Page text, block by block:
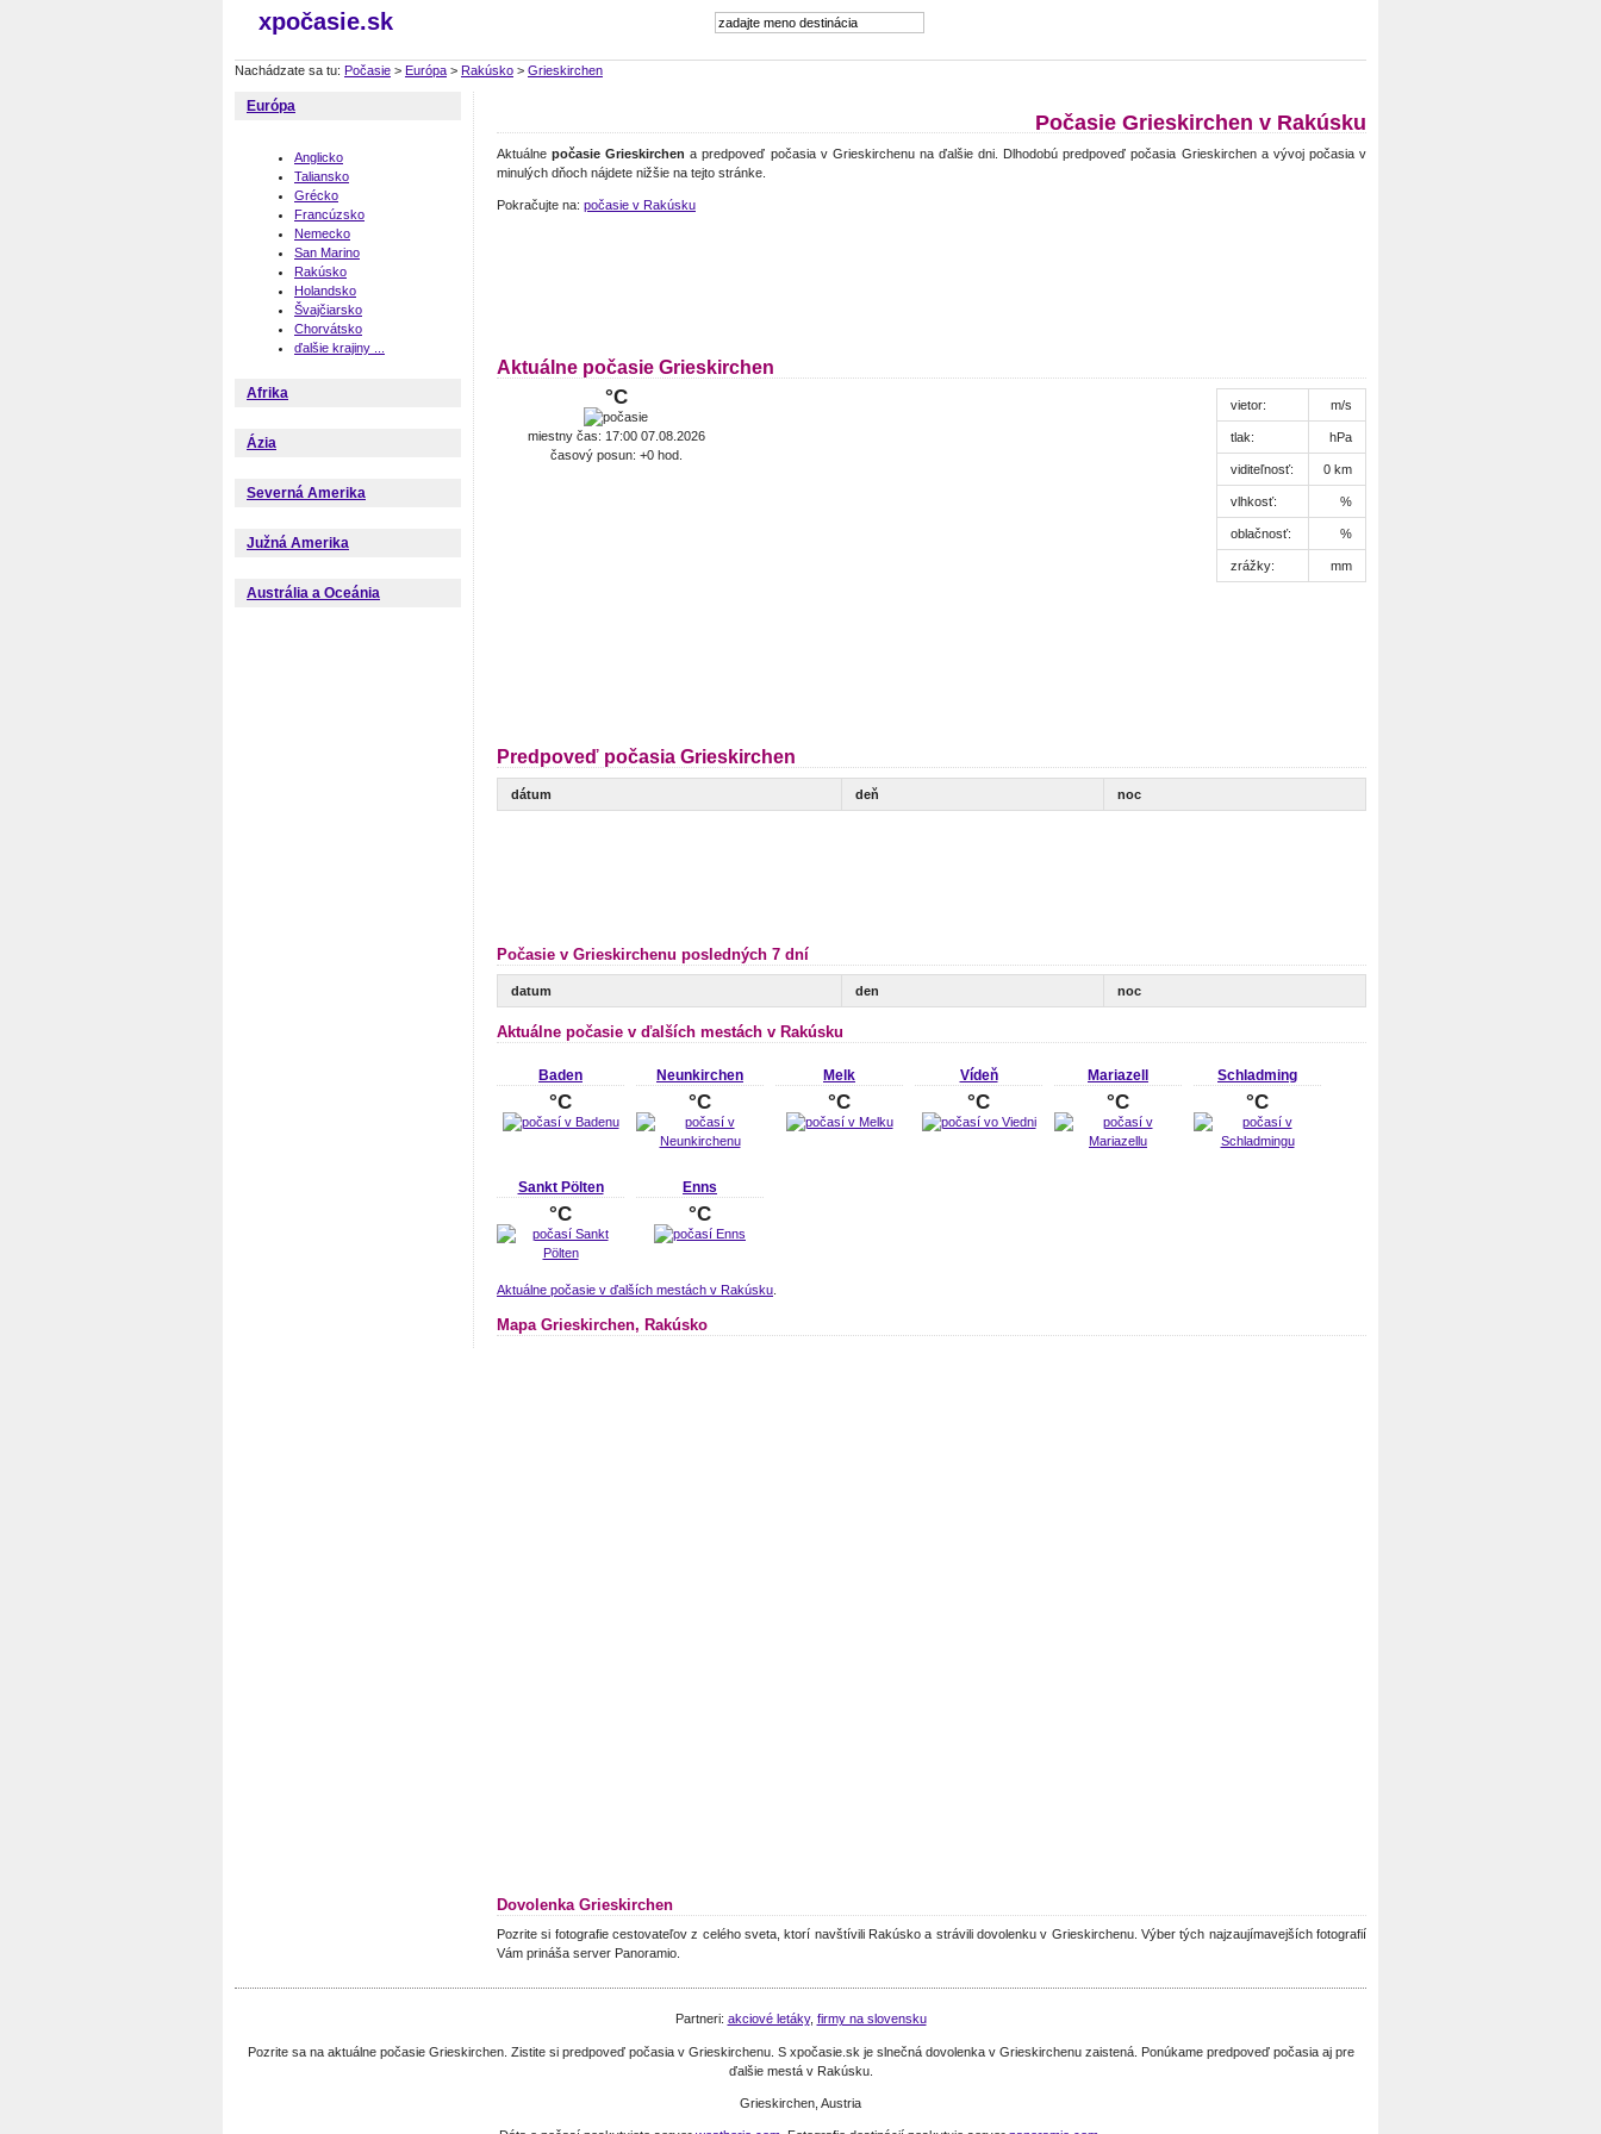
xpočasie.sk
Nachádzate sa tu: Počasie > Európa > Rakúsko > Grieskirchen
Európa
Anglicko
Taliansko
Grécko
Francúzsko
Nemecko
San Marino
Rakúsko
Holandsko
Švajčiarsko
Chorvátsko
ďalšie krajiny ...
Afrika
Ázia
Severná Amerika
Južná Amerika
Austrália a Oceánia
Počasie Grieskirchen v Rakúsku
Aktuálnepočasie Grieskirchen a predpoveď počasia v Grieskirchenu na ďalšie dni. Dlhodobú predpoveď počasia Grieskirchen a vývoj počasia v
minulých dňoch nájdete nižšie na tejto stránke.
Pokračujte na: počasie v Rakúsku
Aktuálne počasie Grieskirchen
°C
miestny čas: 17:00 07.08.2026
časový posun: +0 hod.
vietor: m/s
tlak: hPa
viditeľnosť: 0 km
vlhkosť: %
oblačnosť: %
zrážky: mm
Predpoveď počasia Grieskirchen
dátum deň noc
Počasie v Grieskirchenu posledných 7 dní
datum den noc
Aktuálne počasie v ďalších mestách v Rakúsku
Baden
°C
Neunkirchen
°C
Melk
°C
Vídeň
°C
Mariazell
°C
Schladming
°C
Sankt Pölten
°C
Enns
°C
Aktuálne počasie v ďalších mestách v Rakúsku
Mapa Grieskirchen, Rakúsko
Dovolenka Grieskirchen
Pozrite si fotografie cestovateľov z celého sveta, ktorí navštívili Rakúsko a strávili dovolenku v Grieskirchenu. Výber tých najzaujímavejších fotografií
Vám prináša server Panoramio.
Partneri: akciové letáky, firmy na slovensku
Pozrite sa na aktuálne počasie Grieskirchen. Zistite si predpoveď počasia v Grieskirchenu. S xpočasie.sk je slnečná dovolenka v Grieskirchenu zaistená. Ponúkame predpoveď počasia aj pre
ďalšie mestá v Rakúsku.
Grieskirchen, Austria